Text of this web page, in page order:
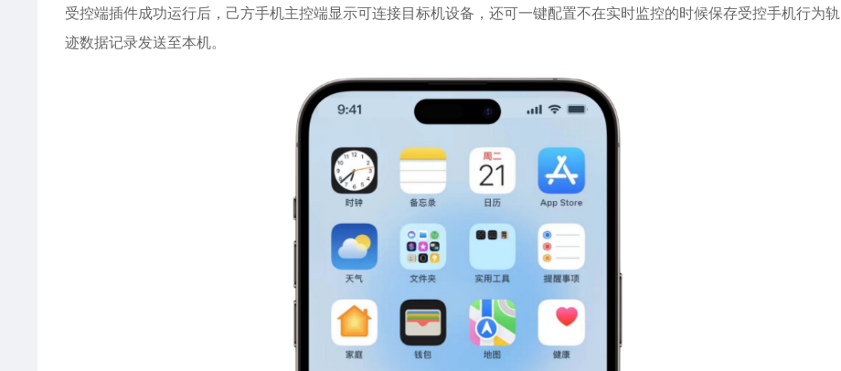
受控端插件成功运行后，己方手机主控端显示可连接目标机设备，还可一键配置不在实时监控的时候保存受控手机行为轨
迹数据记录发送至本机。